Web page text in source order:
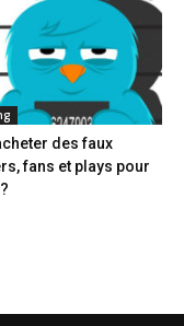
des faux
fans et plays pour